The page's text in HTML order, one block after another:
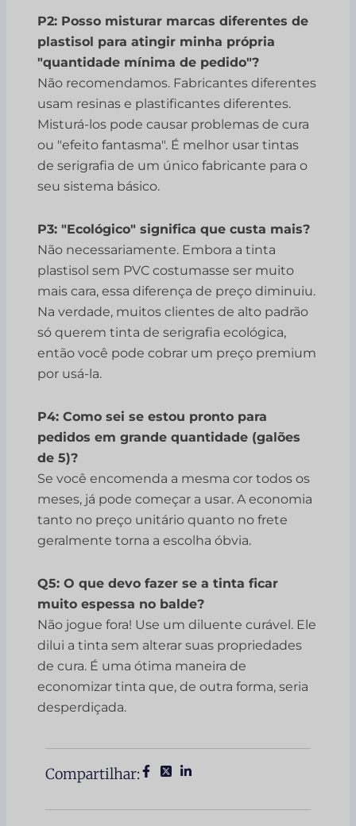
P2: Posso misturar marcas diferentes de
plastisol para atingir minha própria
"quantidade mínima de pedido"?
Não recomendamos. Fabricantes diferentes
usam resinas e plastificantes diferentes.
Misturá-los pode causar problemas de cura
ou "efeito fantasma". É melhor usar tintas
de serigrafia de um único fabricante para o
seu sistema básico.
P3: "Ecológico" significa que custa mais?
Não necessariamente. Embora a tinta
plastisol sem PVC costumasse ser muito
mais cara, essa diferença de preço diminuiu.
Na verdade, muitos clientes de alto padrão
só querem tinta de serigrafia ecológica,
então você pode cobrar um preço premium
por usá-la.
P4: Como sei se estou pronto para
pedidos em grande quantidade (galões
de 5)?
Se você encomenda a mesma cor todos os
meses, já pode começar a usar. A economia
tanto no preço unitário quanto no frete
geralmente torna a escolha óbvia.
Q5: O que devo fazer se a tinta ficar
muito espessa no balde?
Não jogue fora! Use um diluente curável. Ele
dilui a tinta sem alterar suas propriedades
de cura. É uma ótima maneira de
economizar tinta que, de outra forma, seria
desperdiçada.
Compartilhar: